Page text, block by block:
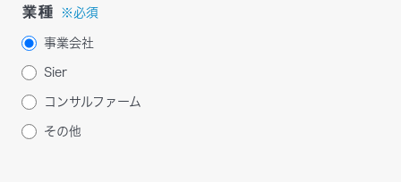
業種 ※必須
事業会社
Sier
コンサルファーム
その他